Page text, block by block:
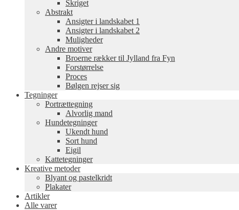
Skriget
Abstrakt
Ansigter i landskabet 1
Ansigter i landskabet 2
Muligheder
Andre motiver
Broerne rækker til Jylland fra Fyn
Forstørrelse
Proces
Bølgen rejser sig
Tegninger
Portrættegning
Alvorlig mand
Hundetegninger
Ukendt hund
Sort hund
Eigil
Kattetegninger
Kreative metoder
Blyant og pastelkridt
Plakater
Artikler
Alle varer